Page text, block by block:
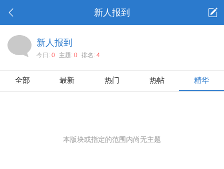
新人报到
新人报到
今日: 0 主题: 0 排名: 4
全部 最新 热门 热帖 精华
本版块或指定的范围内尚无主题